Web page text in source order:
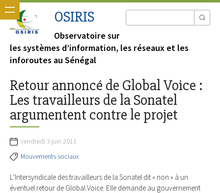
OSIRIS
Observatoire sur
les systèmes d’information, les réseaux et les
inforoutes au Sénégal
Retour annoncé de Global Voice :
Les travailleurs de la Sonatel
argumentent contre le projet
vendredi 3 juin 2011
Mouvements sociaux
L’Intersyndicale des travailleurs de la Sonatel dit « non » à un
éventuel retour de Global Voice. Elle demande au gouvernement